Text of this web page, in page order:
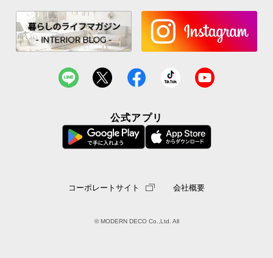
公式アプリ
コーポレートサイト 会社概要
© MODERN DECO Co.,Ltd. All